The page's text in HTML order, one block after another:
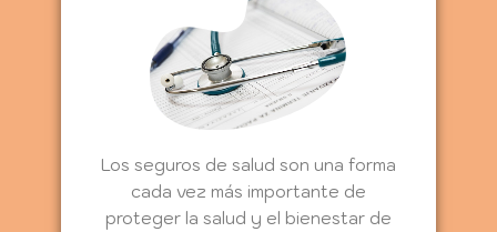
Los seguros de salud son una forma
cada vez más importante de
proteger la salud y el bienestar de